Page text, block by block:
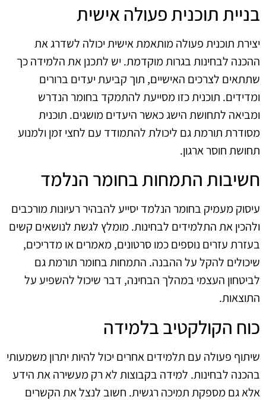
בניית תוכנית פעולה אישית
יצירת תוכנית פעולה מותאמת אישית יכולה לשדרג את
ההכנה לבחינות בגרות מוקדמת. יש לתכנן את הלמידה כך
שתתאים לצרכים האישיים, תוך קביעת יעדים ברורים
ומדידים. תוכנית כזו מסייעת להתמקד בחומר הנדרש
ומביאה לתחושת הישג כאשר היעדים מושגים. תוכנית
מסודרת תורמת גם ליכולת להתמודד עם לחצי זמן ולמנוע
תחושת חוסר ארגון.
חשיבות התמחות בחומר הנלמד
עיסוק מעמיק בחומר הנלמד יסייע להבהיר רעיונות מורכבים
ולהכין את התלמידים לבחינות. מומלץ לגשת לנושאים קשים
בעזרת עזרים נוספים כמו סרטונים, מאמרים או מדריכים,
שיכולים להקל על ההבנה. התמחות בחומר תורמת גם
לביטחון העצמי במהלך הבחינה, דבר שיכול להשפיע על
התוצאות.
כוח הקולקטיב בלמידה
שיתוף פעולה עם תלמידים אחרים יכול להיות יתרון משמעותי
בהכנה לבחינות. למידה בקבוצות לא רק מעשירה את הידע
אלא גם מספקת תמיכה רגשית. חשוב לנצל את הקשרים